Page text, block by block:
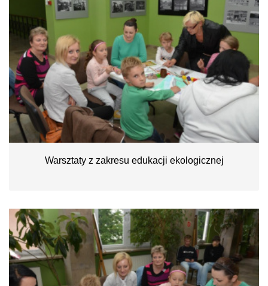
Warsztaty z zakresu edukacji ekologicznej